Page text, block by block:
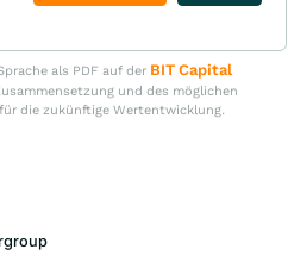
als PDF auf der BIT Capital
und des möglichen
die zukünftige Wertentwicklung.